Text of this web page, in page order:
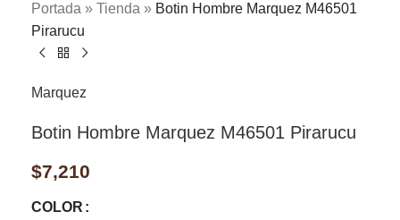
Portada » Tienda » Botin Hombre Marquez M46501
Pirarucu
Marquez
Botin Hombre Marquez M46501 Pirarucu
$7,210
COLOR